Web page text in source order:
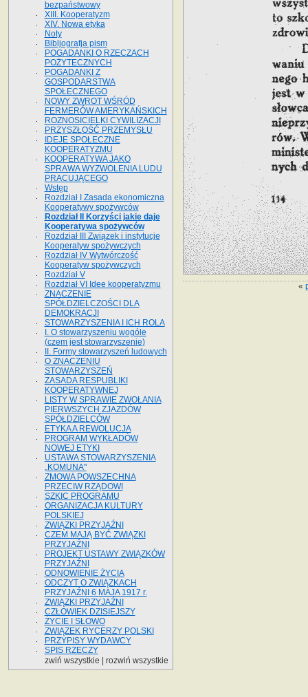
«
bezpaństwowy
XIII. Kooperatyzm
XIV. Nowa etyka
Noty
Bibljografja pism
POGADANKI O RZECZACH
POŻYTECZNYCH
POGADANKI Z
GOSPODARSTWA
SPOŁECZNEGO
NOWY ZWROT WŚRÓD
FERMERÓW AMERYKAŃSKICH
ROZNOSICIELKI CYWILIZACJI
PRZYSZŁOŚĆ PRZEMYSŁU
IDEJE SPOŁECZNE
KOOPERATYZMU
KOOPERATYWA JAKO
SPRAWA WYZWOLENIA LUDU
PRACUJĄCEGO
Wstęp
Rozdział I Zasada ekonomiczna
Kooperatywy spożywców
Rozdział II Korzyści jakie daje
Kooperatywa spożywców
Rozdział III Związek i instytucje
Kooperatyw spożywczych
Rozdział IV Wytwórczość
Kooperatyw spożywczych
Rozdział V
Rozdział VI Idee kooperatyzmu
ZNACZENIE
SPÓŁDZIELCZOŚCI DLA
DEMOKRACJI
STOWARZYSZENIA I ICH ROLA
I. O stowarzyszeniu wogóle
(czem jest stowarzyszenie)
II. Formy stowarzyszeń ludowych
O ZNACZENIU
STOWARZYSZEŃ
ZASADA RESPUBLIKI
KOOPERATYWNEJ
LISTY W SPRAWIE ZWOŁANIA
PIERWSZYCH ZJAZDÓW
SPÓŁDZIELCÓW
ETYKA A REWOLUCJA
PROGRAM WYKŁADÓW
NOWEJ ETYKI
USTAWA STOWARZYSZENIA
„KOMUNA"
ZMOWA POWSZECHNA
PRZECIW RZĄDOWI
SZKIC PROGRAMU
ORGANIZACJA KULTURY
POLSKIEJ
ZWIĄZKI PRZYJAŹNI
CZEM MAJĄ BYĆ ZWIĄZKI
PRZYJAŹNI
PROJEKT USTAWY ZWIĄZKÓW
PRZYJAŹNI
ODNOWIENIE ŻYCIA
ODCZYT O ZWIĄZKACH
PRZYJAŹNI 6 MAJA 1917 r.
ZWIĄZKI PRZYJAŹNI
CZŁOWIEK DZISIEJSZY
ŻYCIE I SŁOWO
ZWIĄZEK RYCERZY POLSKI
PRZYPISY WYDAWCY
SPIS RZECZY
zwiń wszystkie
rozwiń wszystkie